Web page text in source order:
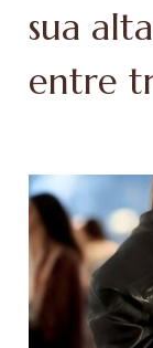
sua
entre